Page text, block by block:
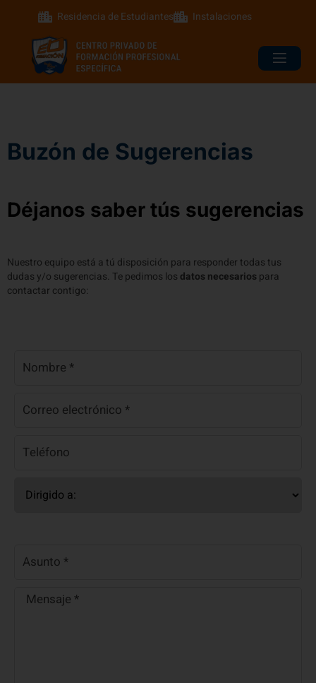
Residencia de Estudiantes Instalaciones
Buzón de Sugerencias
Déjanos saber tús sugerencias
Nuestro equipo está a tú disposición para responder todas tus
dudas y/o sugerencias. Te pedimos los datos necesarios para
contactar contigo: